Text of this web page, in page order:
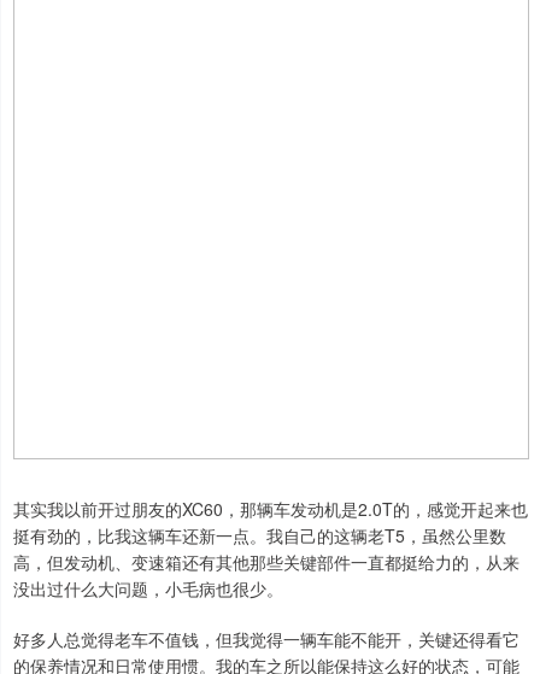
其实我以前开过朋友的XC60，那辆车发动机是2.0T的，感觉开起来也
挺有劲的，比我这辆车还新一点。我自己的这辆老T5，虽然公里数
高，但发动机、变速箱还有其他那些关键部件一直都挺给力的，从来
没出过什么大问题，小毛病也很少。
好多人总觉得老车不值钱，但我觉得一辆车能不能开，关键还得看它
的保养情况和日常使用惯。我的车之所以能保持这么好的状态，可能